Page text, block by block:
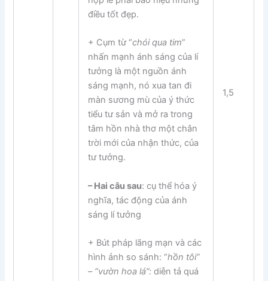
điều tốt đẹp.
+ Cụm từ “chói qua tim”
nhấn mạnh ánh sáng của lí
tưởng là một nguồn ánh
sáng mạnh, nó xua tan đi
màn sương mù của ý thức
tiểu tư sản và mở ra trong
tâm hồn nhà thơ một chân
trời mới của nhận thức, của
tư tưởng.
–Hai câu sau: cụ thể hóa ý
nghĩa, tác động của ánh
sáng lí tưởng
+ Bút pháp lãng mạn và các
hình ảnh so sánh: “hồn tôi”
– “vườn hoa lá”:diễn tả quá
1,5